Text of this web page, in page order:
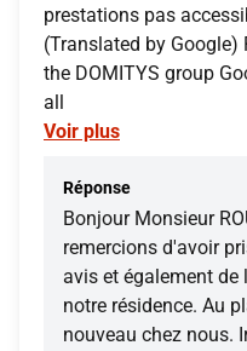
prestations pas
(Translated by
the DOMITYS group
all
Voir plus
Réponse
Bonjour Monsieur
remercions d'avoir
avis et également de
notre résidence. Au
nouveau chez nous.